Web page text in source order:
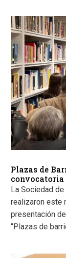
Plazas de
convocatoria
La Sociedad
realizaron este
presentación
“Plazas de